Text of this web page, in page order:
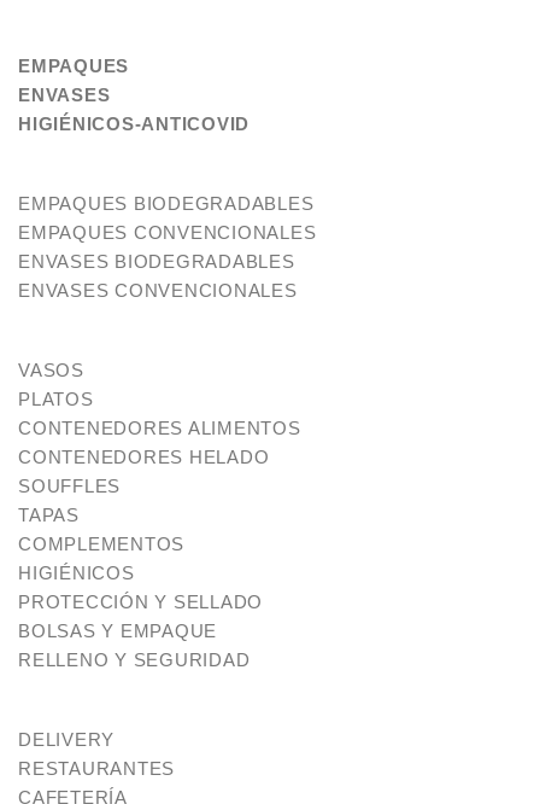
EMPAQUES
ENVASES
HIGIÉNICOS-ANTICOVID
EMPAQUES BIODEGRADABLES
EMPAQUES CONVENCIONALES
ENVASES BIODEGRADABLES
ENVASES CONVENCIONALES
VASOS
PLATOS
CONTENEDORES ALIMENTOS
CONTENEDORES HELADO
SOUFFLES
TAPAS
COMPLEMENTOS
HIGIÉNICOS
PROTECCIÓN Y SELLADO
BOLSAS Y EMPAQUE
RELLENO Y SEGURIDAD
DELIVERY
RESTAURANTES
CAFETERÍA